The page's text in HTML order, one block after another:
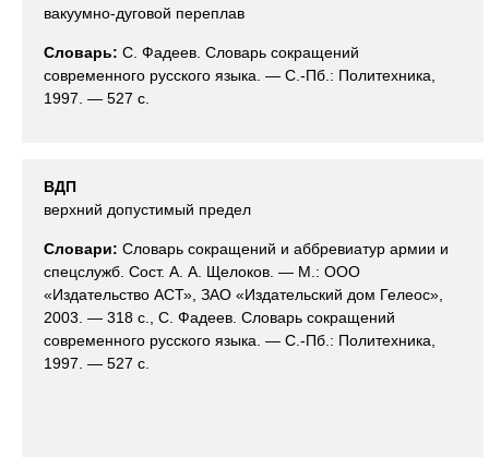
вакуумно-дуговой переплав
Словарь: С. Фадеев. Словарь сокращений
современного русского языка. — С.-Пб.: Политехника,
1997. — 527 с.
ВДП
верхний допустимый предел
Словари: Словарь сокращений и аббревиатур армии и
спецслужб. Сост. А. А. Щелоков. — М.: ООО
«Издательство АСТ», ЗАО «Издательский дом Гелеос»,
2003. — 318 с., С. Фадеев. Словарь сокращений
современного русского языка. — С.-Пб.: Политехника,
1997. — 527 с.